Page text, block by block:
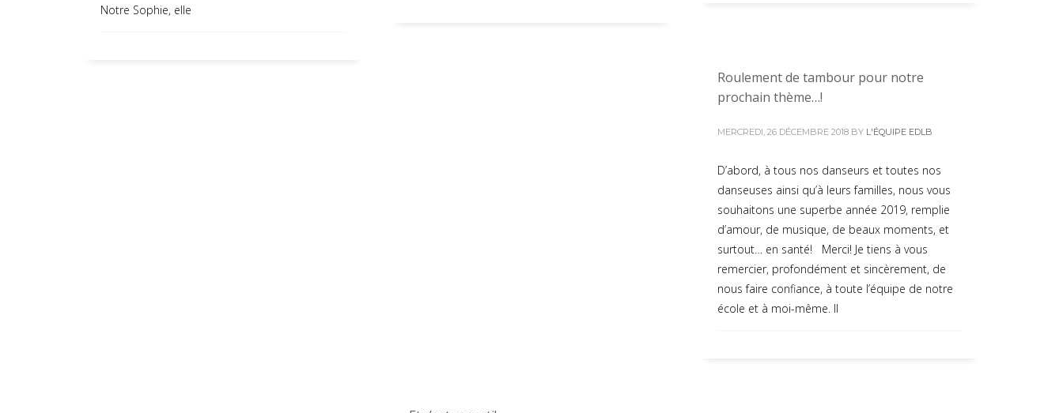
Notre Sophie, elle
Roulement de tambour pour notre
prochain thème…!
MERCREDI, 26 DÉCEMBRE 2018 BY L'ÉQUIPE EDLB
D’abord, à tous nos danseurs et toutes nos
danseuses ainsi qu’à leurs familles, nous vous
souhaitons une superbe année 2019, remplie
d’amour, de musique, de beaux moments, et
surtout… en santé! Merci! Je tiens à vous
remercier, profondément et sincèrement, de
nous faire confiance, à toute l’équipe de notre
école et à moi-même. Il